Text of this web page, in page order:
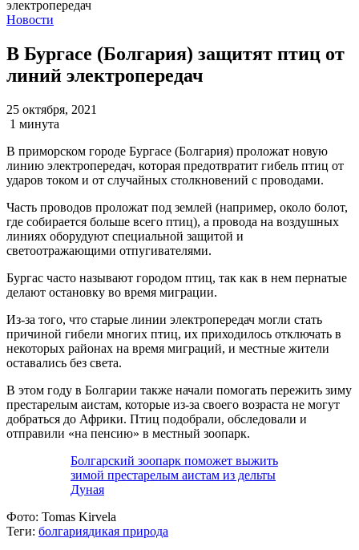
Новости
В Бургасе (Болгария) защитят птиц от
линий электропередач
25 октября, 2021
1 минута
В приморском городе Бургасе (Болгария) проложат новую
линию электропередач, которая предотвратит гибель птиц от
ударов током и от случайных столкновений с проводами.
Часть проводов проложат под землей (например, около болот,
где собирается больше всего птиц), а провода на воздушных
линиях оборудуют специальной защитой и
светоотражающими отпугивателями.
Бургас часто называют городом птиц, так как в нем пернатые
делают остановку во время миграции.
Из-за того, что старые линии электропередач могли стать
причиной гибели многих птиц, их приходилось отключать в
некоторых районах на время миграций, и местные жители
оставались без света.
В этом году в Болгарии также начали помогать пережить зиму
престарелым аистам, которые из-за своего возраста не могут
добраться до Африки. Птиц подобрали, обследовали и
отправили «на пенсию» в местный зоопарк.
Болгарский зоопарк поможет выжить
зимой престарелым аистам из дельты
Дуная
Фото: Tomas Kirvela
Теги: болгариядикая природа